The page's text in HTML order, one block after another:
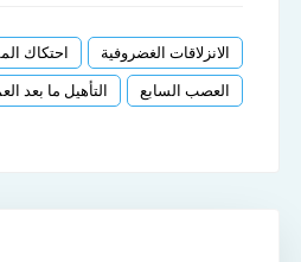
الانزلاقات الغضروفية احتكاك
العصب السابع التأهيل ما بعد